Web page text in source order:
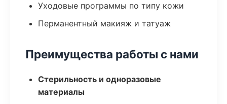
Уходовые программы по типу кожи
Перманентный макияж и татуаж
Преимущества работы с нами
Стерильность и одноразовые
материалы